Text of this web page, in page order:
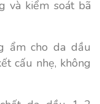
và kiểm soát bã
ẩm cho da dầu
cấu nhẹ, không